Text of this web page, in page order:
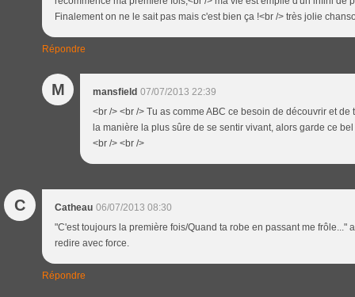
Finalement on ne le sait pas mais c'est bien ça !<br /> très jolie
Répondre
M mansfield 07/07/2013 22:39
<br /> <br /> Tu as comme ABC ce besoin de découvrir et
la manière la plus sûre de se sentir vivant, alors garde ce
<br /> <br />
C Catheau 06/07/2013 08:30
"C'est toujours la première fois/Quand ta robe en passant me frôle..."
redire avec force.
Répondre